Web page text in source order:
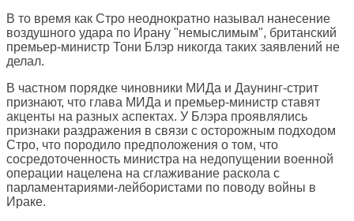
В то время как Стро неоднократно называл нанесение
воздушного удара по Ирану "немыслимым", британский
премьер-министр Тони Блэр никогда таких заявлений не
делал.
В частном порядке чиновники МИДа и Даунинг-стрит
признают, что глава МИДа и премьер-министр ставят
акценты на разных аспектах. У Блэра проявлялись
признаки раздражения в связи с осторожным подходом
Стро, что породило предположения о том, что
сосредоточенность министра на недопущении военной
операции нацелена на сглаживание раскола с
парламентариями-лейбористами по поводу войны в
Ираке.